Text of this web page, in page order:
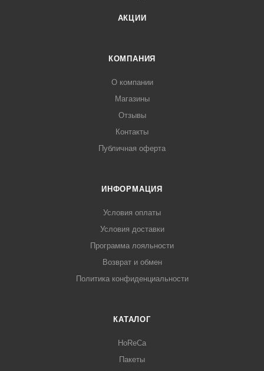
АКЦИИ
КОМПАНИЯ
О компании
Магазины
Отзывы
Контакты
Публичная оферта
ИНФОРМАЦИЯ
Условия оплаты
Условия доставки
Программа лояльности
Возврат и обмен
Политика конфиденциальности
КАТАЛОГ
HoReCa
Пакеты